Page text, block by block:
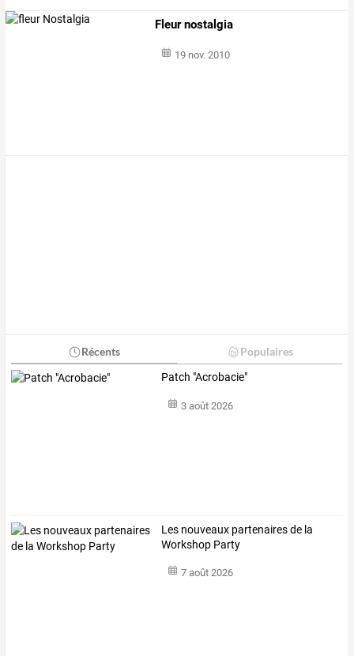
Fleur nostalgia
19 nov. 2010
Récents Populaires
Patch "Acrobacie"
3 août 2026
Les nouveaux partenaires de la
Workshop Party
7 août 2026